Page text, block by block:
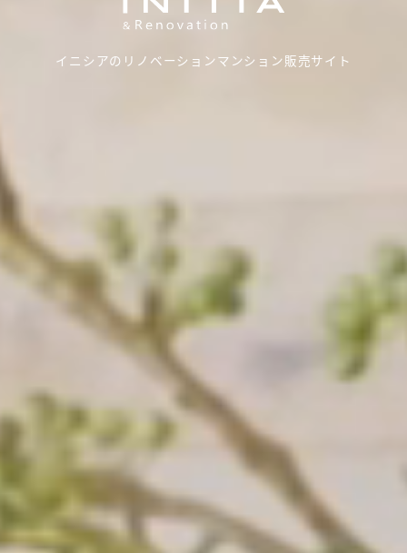
イニシアのリノベーションマンション販売サイト